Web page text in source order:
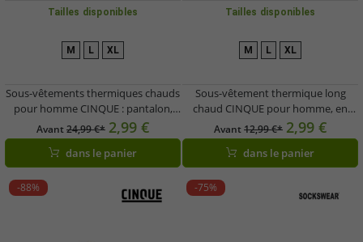
Tailles disponibles
M L XL
Sous-vêtements thermiques chauds
pour homme CINQUE : pantalon,
caleçon long ou t-shirt thermique
long en coton, noir/rouge
Avant24,99 €* 2,99 €
dans le panier
Tailles disponibles
M L XL
Sous-vêtement thermique long
chaud CINQUE pour homme, en
coton, coloris 50713, noir/rouge
Avant12,99 €* 2,99 €
dans le panier
-88% -75%